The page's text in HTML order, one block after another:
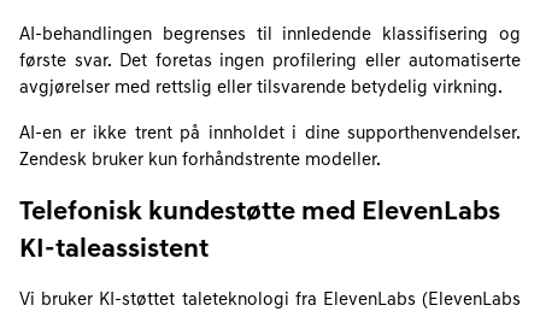
AI-behandlingen begrenses til innledende klassifisering og
første svar. Det foretas ingen profilering eller automatiserte
avgjørelser med rettslig eller tilsvarende betydelig virkning.
AI-en er ikke trent på innholdet i dine supporthenvendelser.
Zendesk bruker kun forhåndstrente modeller.
Telefonisk kundestøtte med ElevenLabs
KI-taleassistent
Vi bruker KI-støttet taleteknologi fra ElevenLabs (ElevenLabs